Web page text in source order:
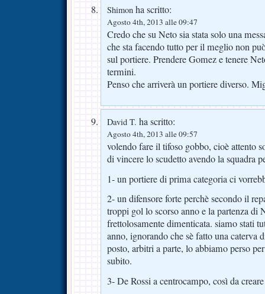
Shimon ha scritto:
Agosto 4th, 2013 alle 09:47
Credo che su Neto sia stata solo una
che sta facendo tutto per il meglio non
sul portiere. Prendere Gomez e tenere
termini.
Penso che arriverà un portiere diverso.
David T. ha scritto:
Agosto 4th, 2013 alle 09:57
volendo fare il tifoso gobbo, cioè attento
di vincere lo scudetto avendo la squadra
1- un portiere di prima categoria ci
2- un difensore forte perchè secondo il
troppi gol lo scorso anno e la partenza di
frettolosamente dimenticata. siamo stati
anno, ignorando che sè fatto una caterva
posto, arbitri a parte, lo abbiamo perso
subito.
3- De Rossi a centrocampo, così da